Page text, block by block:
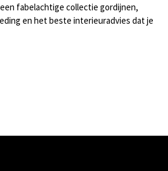
fabelachtige collectie gordijnen,
en het beste interieuradvies dat je